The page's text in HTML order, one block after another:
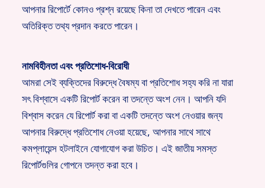
আপনার রিপোর্টে কোনও প্রশ্ন রয়েছে কিনা তা দেখতে পারেন এবং
অতিরিক্ত তথ্য প্রদান করতে পারেন।
নামবিহীনতা এবং প্রতিশোধ-বিরোধী
আমরা সেই ব্যক্তিদের বিরুদ্ধে বৈষম্য বা প্রতিশোধ সহ্য করি না যারা
সৎ বিশ্বাসে একটি রিপোর্ট করেন বা তদন্তে অংশ নেন। আপনি যদি
বিশ্বাস করেন যে রিপোর্ট করা বা একটি তদন্তে অংশ নেওয়ার জন্য
আপনার বিরুদ্ধে প্রতিশোধ নেওয়া হয়েছে, আপনার সাথে সাথে
কমপ্লায়েন্স হটলাইনে যোগাযোগ করা উচিত। এই জাতীয় সমস্ত
রিপোর্টগুলির গোপনে তদন্ত করা হবে।